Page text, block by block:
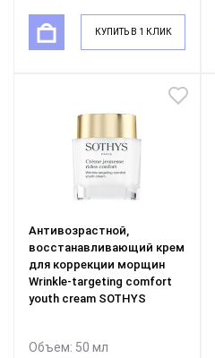
КУПИТЬ В 1 КЛИК
Антивозрастной,
восстанавливающий крем
для коррекции морщин
Wrinkle-targeting comfort
youth cream SOTHYS
Объем: 50 мл